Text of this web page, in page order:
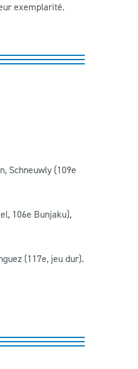
exemplarité.
Schneuwly (109e
106e Bunjaku),
(117e, jeu dur).